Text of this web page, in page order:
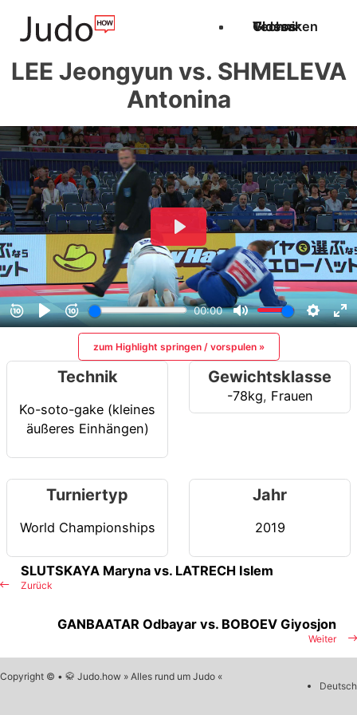
Techniken
Videos
Glossar
LEE Jeongyun vs. SHMELEVA
Antonina
zum Highlight springen / vorspulen »
Technik
Ko-soto-gake (kleines
äußeres Einhängen)
Gewichtsklasse
-78kg, Frauen
Turniertyp
World Championships
Jahr
2019
Zurück
SLUTSKAYA Maryna vs. LATRECH Islem
Weiter
GANBAATAR Odbayar vs. BOBOEV Giyosjon
Copyright © • 🥋 Judo.how » Alles rund um Judo «
Deutsch